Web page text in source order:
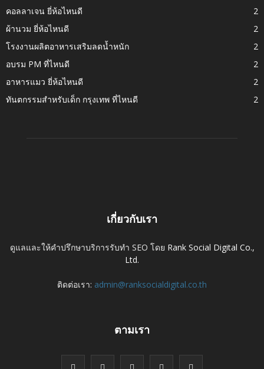
คอลลาเจน ยี่ห้อไหนดี
2
ผ้านวม ยี่ห้อไหนดี
2
โรงงานผลิตอาหารเสริมลดน้ำหนัก
2
อบรม PM ที่ไหนดี
2
อาหารแมว ยี่ห้อไหนดี
2
ทันตกรรมสำหรับเด็ก กรุงเทพ ที่ไหนดี
2
เกี่ยวกับเรา
ดูแลและให้คำปรึกษาบริการรับทำ SEO โดย Rank Social Digital Co.,
Ltd.
ติดต่อเรา: admin@ranksocialdigital.co.th
ตามเรา